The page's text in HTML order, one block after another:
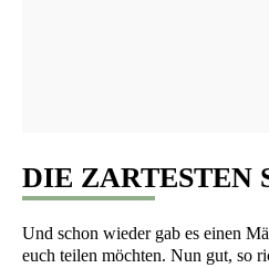
DIE ZARTESTEN
Und schon wie­der gab es einen
euch tei­len möch­ten. Nun gut, so